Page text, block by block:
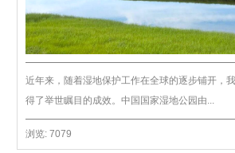
近年来，随着湿地保护工作在全球的逐步铺开，
得了举世瞩目的成效。中国国家湿地公园由...
浏览:7079